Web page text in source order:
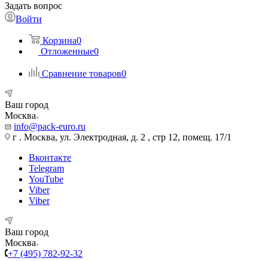
Задать вопрос
Войти
Корзина0
Отложенные0
Сравнение товаров0
Ваш город
Москва
info@pack-euro.ru
г . Москва, ул. Электродная, д. 2 , стр 12, помещ. 17/1
Вконтакте
Telegram
YouTube
Viber
Viber
Ваш город
Москва
+7 (495) 782-92-32